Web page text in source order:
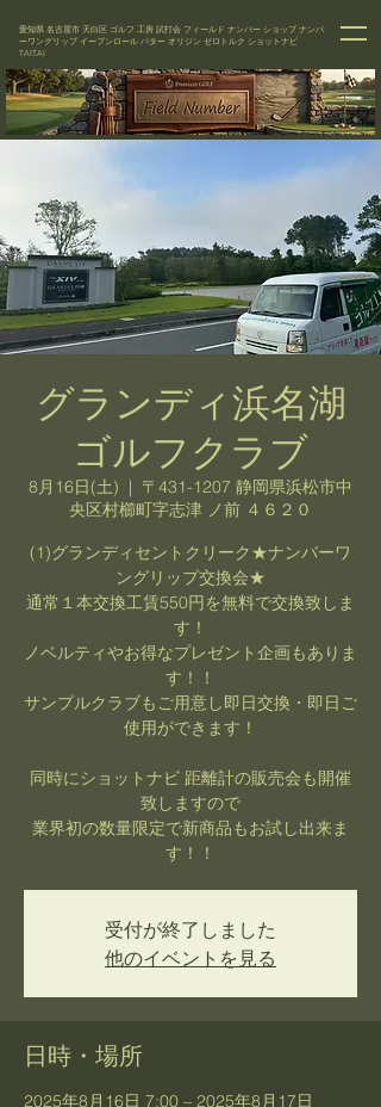
愛知県 名古屋市 天白区 ゴルフ 工房 試打会 フィールド ナンバー ショップ ナンバ
ーワングリップ イーブンロール パター オリジン ゼロトルク ショットナビ
TAITAI
グランディ浜名湖
ゴルフクラブ
8月16日(土)
  |
〒431-1207 静岡県浜松市中
央区村櫛町字志津 ノ前 ４６２０
(1)グランディセントクリーク★ナンバーワ
ングリップ交換会★
通常１本交換工賃550円を無料で交換致しま
す！
ノベルティやお得なプレゼント企画もありま
す！！
サンプルクラブもご用意し即日交換・即日ご
使用ができます！
同時にショットナビ 距離計の販売会も開催
致しますので
業界初の数量限定で新商品もお試し出来ま
す！！
受付が終了しました
他のイベントを見る
日時・場所
2025年8月16日 7:00 – 2025年8月17日